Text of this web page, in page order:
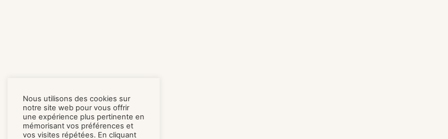
Nous utilisons des cookies sur
notre site web pour vous offrir
une expérience plus pertinente en
mémorisant vos préférences et
vos visites répétées. En cliquant